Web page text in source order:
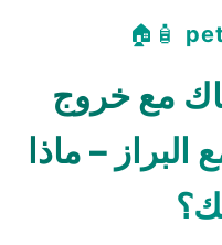
🧴🏠
مع خروج
– ماذا